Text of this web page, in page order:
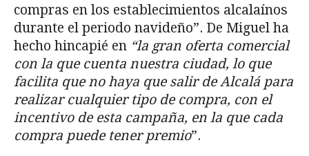
compras en los establecimientos alcalaínos
durante el periodo navideño”. De Miguel ha
hecho hincapié en “la gran oferta comercial
con la que cuenta nuestra ciudad, lo que
facilita que no haya que salir de Alcalá para
realizar cualquier tipo de compra, con el
incentivo de esta campaña, en la que cada
compra puede tener premio”.